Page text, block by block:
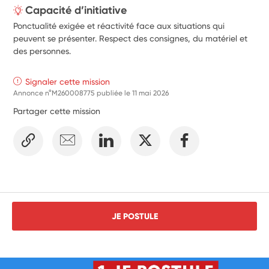
Capacité d’initiative
Ponctualité exigée et réactivité face aux situations qui
peuvent se présenter. Respect des consignes, du matériel et
des personnes.
Signaler cette mission
Annonce n°M260008775 publiée le11 mai 2026
Partager cette mission
JE POSTULE